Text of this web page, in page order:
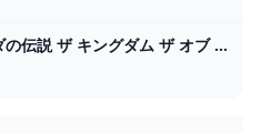
専門店では オブ ブレス ゼルダの伝説 ザ キングダム ザ オブ ティアーズ ワイルド Nintendo Switch - bestcheerstone.com